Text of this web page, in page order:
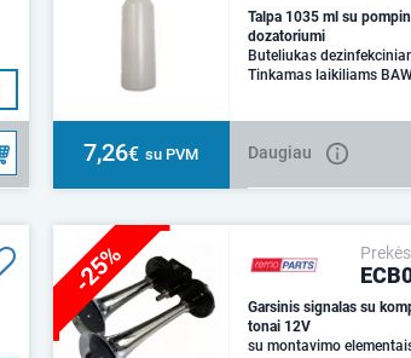
Talpa 1035 ml su
dozatoriumi
Buteliukas
Tinkamas laikiliams
7,26€ su PVM Daugiau
-25%
Garsinis signalas su
tonai 12V
su montavimo